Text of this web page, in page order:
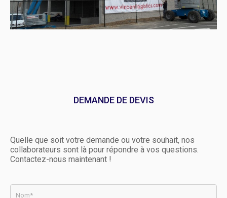
DEMANDE DE DEVIS
Quelle que soit votre demande ou votre souhait, nos
collaborateurs sont là pour répondre à vos questions.
Contactez-nous maintenant !